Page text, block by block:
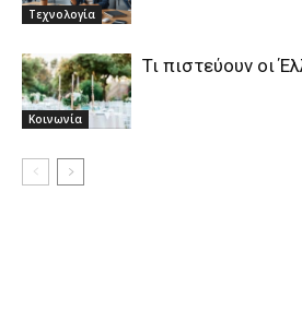
Τεχνολογία
Κοινωνία
Τι πιστεύουν οι